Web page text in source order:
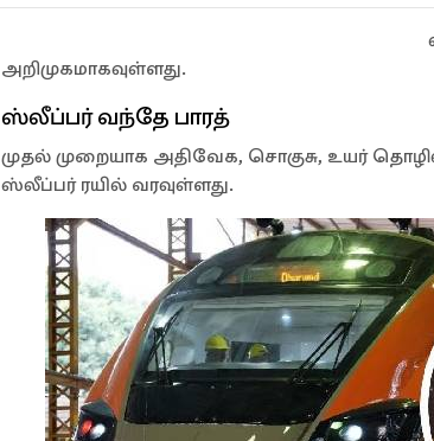
அறிமுகமாகவுள்ளது.
ஸ்லீப்பர் வந்தே பாரத்
முதல் முறையாக அதிவேக, சொகுசு, உயர்
ஸ்லீப்பர் ரயில் வரவுள்ளது.